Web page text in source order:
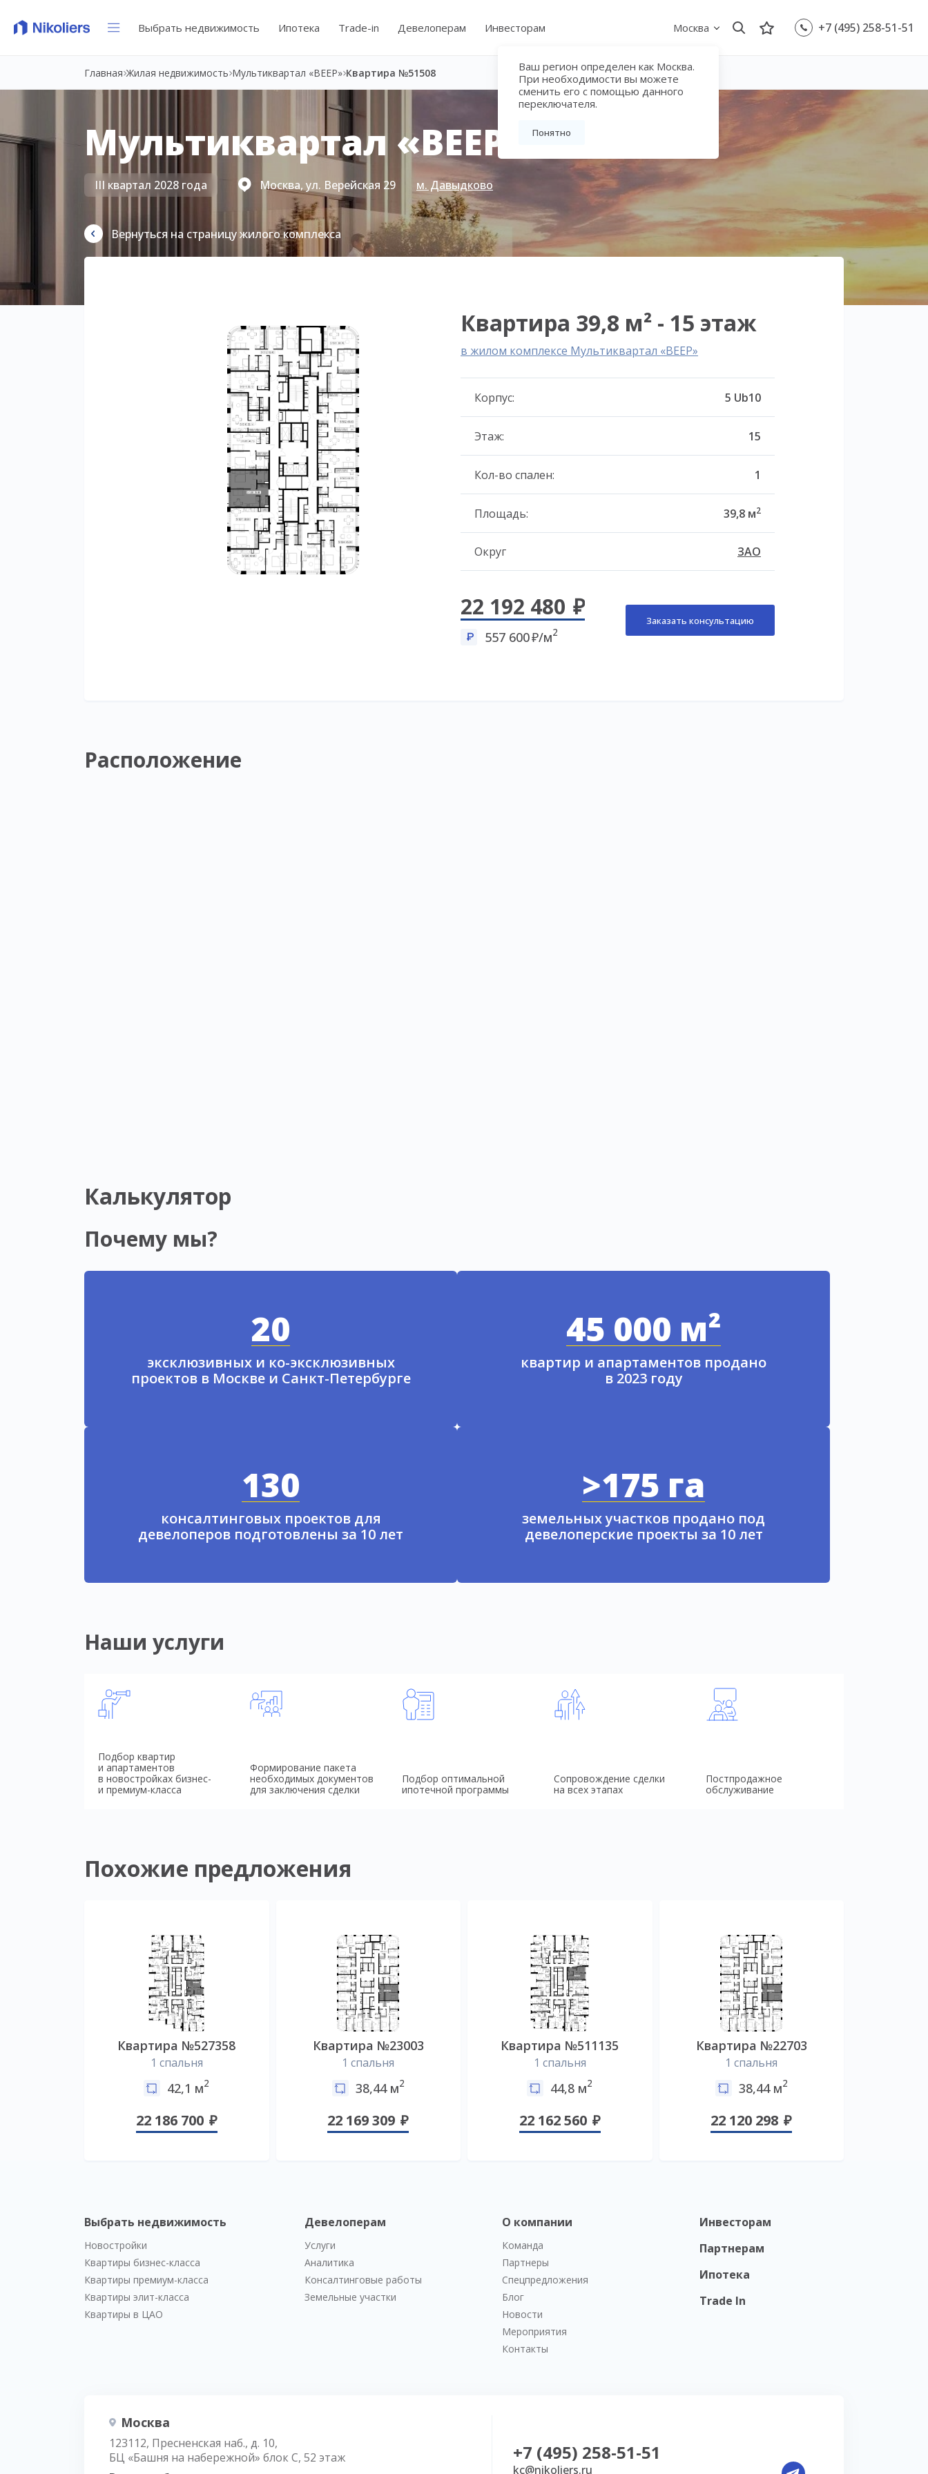
Выбрать недвижимость Ипотека Trade-in Девелоперам Инвесторам Москва
Ваш регион определен как Москва.
При необходимости вы можете
сменить его с помощью данного
переключателя.
Понятно
+7 (495) 258-51-51
Главная Жилая недвижимость Мультиквартал «ВЕЕР» Квартира №51508
Мультиквартал «ВЕЕР»
III квартал 2028 года Москва, ул. Верейская 29 м. Давыдково
Вернуться на страницу жилого комплекса
Квартира 39,8 м² - 15 этаж
в жилом комплексе Мультиквартал «ВЕЕР»
Корпус: 5 Ub10
Этаж: 15
Кол-во спален: 1
Площадь: 39,8 м2
Округ ЗАО
22 192 480
557 600 /м2
Заказать консультацию
Расположение
Калькулятор
Почему мы?
20
эксклюзивных и ко-эксклюзивных
проектов в Москве и Санкт-Петербурге
45 000 м²
квартир и апартаментов продано
в 2023 году
130
консалтинговых проектов для
девелоперов подготовлены за 10 лет
>175 га
земельных участков продано под
девелоперские проекты за 10 лет
Наши услуги
Подбор квартир
и апартаментов
в новостройках бизнес-
и премиум-класса
Формирование пакета
необходимых документов
для заключения сделки
Подбор оптимальной
ипотечной программы
Сопровождение сделки
на всех этапах
Постпродажное
обслуживание
Похожие предложения
Квартира №527358
1 спальня
42,1 м2
22 186 700
Квартира №23003
1 спальня
38,44 м2
22 169 309
Квартира №511135
1 спальня
44,8 м2
22 162 560
Квартира №22703
1 спальня
38,44 м2
22 120 298
Выбрать недвижимость
Новостройки
Квартиры бизнес-класса
Квартиры премиум-класса
Квартиры элит-класса
Квартиры в ЦАО
Девелоперам
Услуги
Аналитика
Консалтинговые работы
Земельные участки
О компании
Команда
Партнеры
Спецпредложения
Блог
Новости
Мероприятия
Контакты
Инвесторам
Партнерам
Ипотека
Trade In
Москва
123112, Пресненская наб., д. 10,
БЦ «Башня на набережной» блок С, 52 этаж
+7 (495) 258-51-51
kc@nikoliers.ru